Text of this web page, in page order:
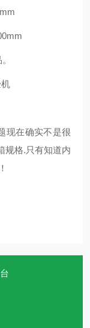
。
现在确实不是很
规格.只有知道内